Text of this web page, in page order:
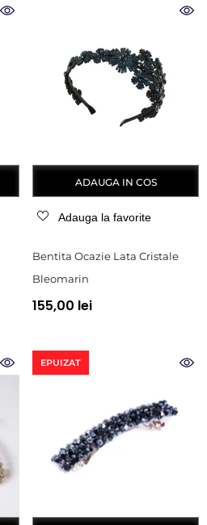
ADAUGA IN COS
Adauga la favorite
Bentita Ocazie Lata Cristale
Bleomarin
155,00 lei
EPUIZAT